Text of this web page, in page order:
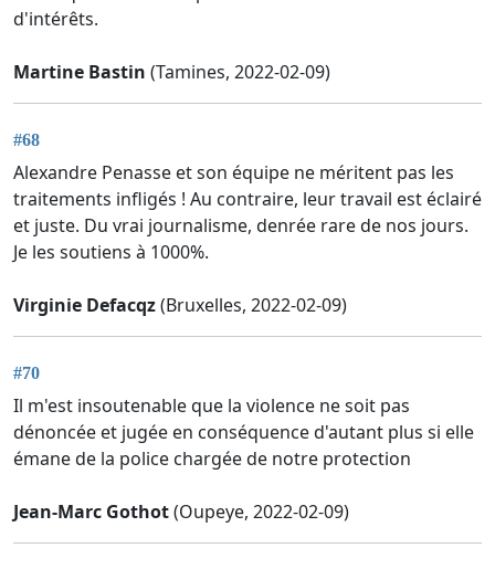
d'intérêts.
Martine Bastin (Tamines, 2022-02-09)
#68
Alexandre Penasse et son équipe ne méritent pas les
traitements infligés ! Au contraire, leur travail est éclairé
et juste. Du vrai journalisme, denrée rare de nos jours.
Je les soutiens à 1000%.
Virginie Defacqz(Bruxelles, 2022-02-09)
#70
Il m'est insoutenable que la violence ne soit pas
dénoncée et jugée en conséquence d'autant plus si elle
émane de la police chargée de notre protection
Jean-Marc Gothot(Oupeye, 2022-02-09)